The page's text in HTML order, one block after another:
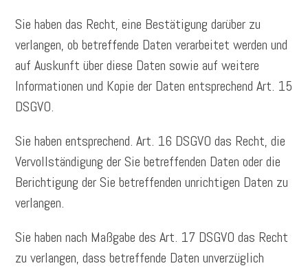
Sie haben das Recht, eine Bestätigung darüber zu
verlangen, ob betreffende Daten verarbeitet werden und
auf Auskunft über diese Daten sowie auf weitere
Informationen und Kopie der Daten entsprechend Art. 15
DSGVO.
Sie haben entsprechend. Art. 16 DSGVO das Recht, die
Vervollständigung der Sie betreffenden Daten oder die
Berichtigung der Sie betreffenden unrichtigen Daten zu
verlangen.
Sie haben nach Maßgabe des Art. 17 DSGVO das Recht
zu verlangen, dass betreffende Daten unverzüglich